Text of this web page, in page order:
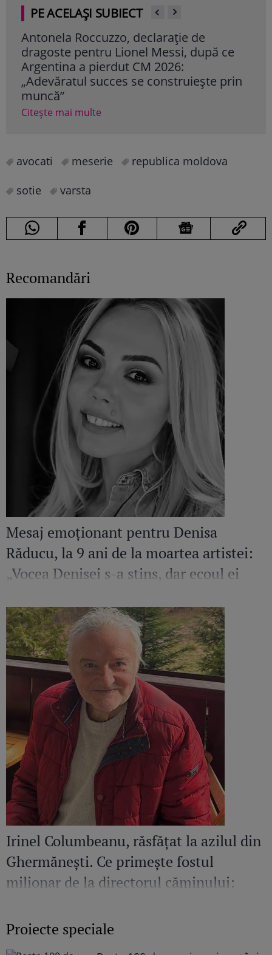
PE ACELAȘI SUBIECT
Antonela Roccuzzo, declarație de
dragoste pentru Lionel Messi, după ce
Argentina a pierdut CM 2026:
„Adevăratul succes se construiește prin
muncă”
Citește mai multe
avocati meserie
republica moldova
sotie
varsta
Recomandări
Mesaj emoționant pentru Denisa
Răducu, la 9 ani de la moartea artistei:
„Vocea Denisei s-a stins, dar ecoul ei
Irinel Columbeanu, răsfățat la azilul din
Ghermănești. Ce primește fostul
milionar de la directorul căminului:
Proiecte speciale